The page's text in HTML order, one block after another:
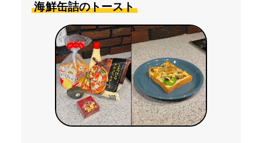
海鮮缶詰のトースト